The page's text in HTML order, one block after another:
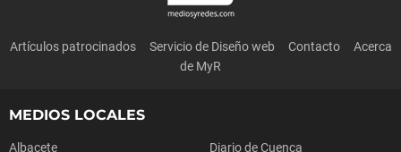
Artículos patrocinados Servicio de Diseño web Contacto
Acerca
de MyR
MEDIOS LOCALES
Albacete Diario de Cuenca